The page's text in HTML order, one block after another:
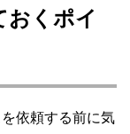
おくポイ
依頼する前に気